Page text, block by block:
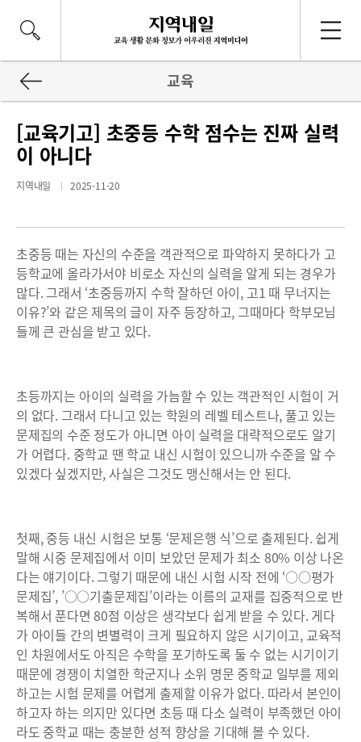
교육
[교육기고] 초중등 수학 점수는 진짜 실력
이 아니다
지역내일 2025-11-20
초중등 때는 자신의 수준을 객관적으로 파악하지 못하다가 고
등학교에 올라가서야 비로소 자신의 실력을 알게 되는 경우가
많다. 그래서 ‘초중등까지 수학 잘하던 아이, 고1 때 무너지는
이유?’와 같은 제목의 글이 자주 등장하고, 그때마다 학부모님
들께 큰 관심을 받고 있다.
초등까지는 아이의 실력을 가늠할 수 있는 객관적인 시험이 거
의 없다. 그래서 다니고 있는 학원의 레벨 테스트나, 풀고 있는
문제집의 수준 정도가 아니면 아이 실력을 대략적으로도 알기
가 어렵다. 중학교 땐 학교 내신 시험이 있으니까 수준을 알 수
있겠다 싶겠지만, 사실은 그것도 맹신해서는 안 된다.
첫째, 중등 내신 시험은 보통 ‘문제은행 식’으로 출제된다. 쉽게
말해 시중 문제집에서 이미 보았던 문제가 최소 80% 이상 나온
다는 얘기이다. 그렇기 때문에 내신 시험 시작 전에 ‘○○평가
문제집’, ’○○기출문제집’이라는 이름의 교재를 집중적으로 반
복해서 푼다면 80점 이상은 생각보다 쉽게 받을 수 있다. 게다
가 아이들 간의 변별력이 크게 필요하지 않은 시기이고, 교육적
인 차원에서도 아직은 수학을 포기하도록 둘 수 없는 시기이기
때문에 경쟁이 치열한 학군지나 소위 명문 중학교 일부를 제외
하고는 시험 문제를 어렵게 출제할 이유가 없다. 따라서 본인이
하고자 하는 의지만 있다면 초등 때 다소 실력이 부족했던 아이
라도 중학교 때는 충분한 성적 향상을 기대해 볼 수 있다.